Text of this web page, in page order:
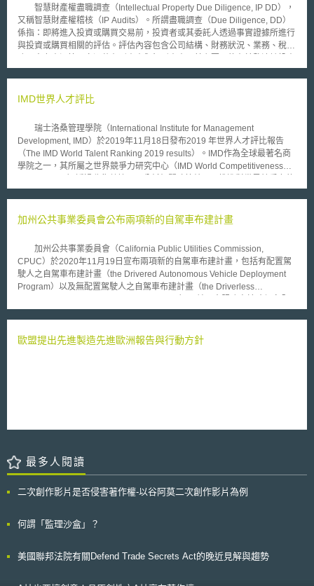
智慧財產權盡職調查（Intellectual Property Due Diligence, IP DD），
又稱智慧財產權稽核（IP Audits）。所謂盡職調查（Due Diligence, DD）
係指：即將進入投資或購買交易前，投資者或其委託人透過事實證據所進行
與投資或購買相關的評估。評估內容包含公司結構、財務狀況、業務、稅
或購買是否存在潛在的法律風險。隨智慧財產權的概念愈來愈成熟，智慧財
（如：註冊地域、質押或保全情形）、授權或轉授權限制、申請之時期、優
職調查的資料蒐集方式除了調閱智慧財產權申請記錄（file wrapper）、保
密契約、授權文件，常見調查方式亦包含訪談重要員工和審閱發明人的僱傭
契約。 假若沒有善盡智慧財產權盡職調查，很可能會後續引發潛藏的
風險，諸如：估值錯誤、交易可能會因為未提前排除繁冗細節而遲延進而影
響投資人意願、可能會導致必須重新談判，最嚴重可能必須放棄整個交易。
爭議。2006年蘋果策畫平板電腦並希望以iPad為名，台灣的唯冠集團早在
鎊收購唯冠的iPad全球商標，並於2010年推出iPad。因為蘋果的智慧財產
台灣唯冠，所以不能進入中國大陸市場。最後，蘋果與深圳唯冠以6,000萬
美元鉅額和解。從iPad案可窺知智慧財產權盡職調查之重要性。
IMD世界人才評比
瑞士洛桑管理學院（International Institute for Management
Development, IMD）於2019年11月18日發布2019 年世界人才評比報告
（The IMD World Talent Ranking 2019 results）。IMD作為全球最著名商
學院之一，其所屬之世界競爭力研究中心（IMD World Competitiveness
認知，包含每年出版年度世界競爭力排名（World Competitiveness
Ranking），和世界人才評比報告。 2019 年世界人才評比報告以「人
評比指標，評比63個經濟體。「人才投資與發展」衡量國家提供給人力之資
源，「人才吸引力」評估吸引本地和外國人才的程度，「人才整備度」則評
估人才技術及競爭品質。三大指標下再區分有32個細項，包含公共教育支
出、師生比、在職訓練、女性勞動力、學徒制度、員工獎酬及紅利、個人所
得稅率、職場環境健康等。 2019年之人才評比結果，前5名均為歐洲國
排名第3，僅次新加坡（10）與香港（15），勝過排名分別為35和33的日
力評鑑（PISA）排名第2、理工科畢業生比例全球第3、衛生健康環境全球
加州公共事業委員會公布兩項新的自駕車布建計畫
加州公共事業委員會（California Public Utilities Commission,
CPUC）於2020年11月19日宣布兩項新的自駕車布建計畫，包括有配置駕
駛人之自駕車布建計畫（the Drivered Autonomous Vehicle Deployment
Program）以及無配置駕駛人之自駕車布建計畫（the Driverless
的前提下，進行自駕載客服務測試並進行收費。 本次新的布建計畫之
safety）。 擴大自駕技術之的優點至加州所有社區（expand the benefits of
之許可。此外，申請人亦須提交提出針對COVID-19之防疫宣導措施以及
《乘客安全計畫》（Passenger Safety Plan），該計畫應包含降低自駕載
客實驗過程中所有乘客（包括身心障礙及輪椅人士）風險之規劃。 參
積。 對於弱勢社區的服務水平（service levels）。 車輛之燃料類型。 車輛
歐盟提出先進製造先進歐洲報告與行動方針
最多人閱讀
二次創作影片是否侵害著作權-以谷阿莫二次創作影片為例
何謂「監理沙盒」？
美國聯邦法院有關Defend Trade Secrets Act的晚近見解與趨勢